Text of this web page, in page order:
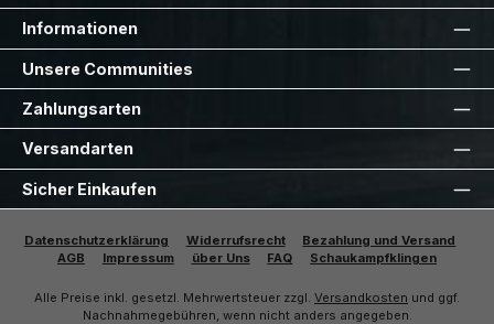
Informationen
Unsere Communities
Zahlungsarten
Versandarten
Sicher Einkaufen
Datenschutzerklärung Widerrufsrecht
Bezahlung und Versand
AGB
Impressum über Uns FAQ Schaukampfklingen
Alle Preise inkl. gesetzl. Mehrwertsteuer zzgl. Versandkosten und ggf.
Nachnahmegebühren, wenn nicht anders angegeben.